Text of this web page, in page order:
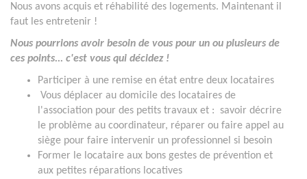
Nous avons acquis et réhabilité des logements. Maintenant il
faut les entretenir !
Nous pourrions avoir besoin de vous pour un ou plusieurs de
ces points... c'est vous qui décidez !
Participer à une remise en état entre deux locataires
Vous déplacer au domicile des locataires de
l'association pour des petits travaux et : savoir décrire
le problème au coordinateur, réparer ou faire appel au
siège pour faire intervenir un professionnel si besoin
Former le locataire aux bons gestes de prévention et
aux petites réparations locatives